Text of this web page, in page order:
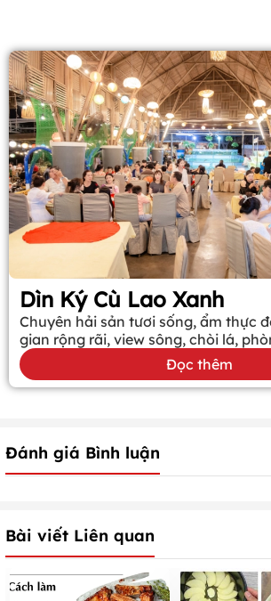
Dìn Ký Cù Lao Xanh
Chuyên hải sản tươi sống, ẩm thực
gian rộng rãi, view sông, chòi lá,
Đọc thêm
Đánh giá Bình luận
Bài viết Liên quan